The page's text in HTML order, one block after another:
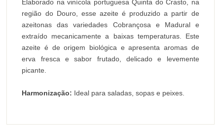
Elaborado na vinícola portuguesa Quinta do Crasto, na
região do Douro, esse azeite é produzido a partir de
azeitonas das variedades Cobrançosa e Madural e
extraído mecanicamente a baixas temperaturas. Este
azeite é de origem biológica e apresenta aromas de
erva fresca e sabor frutado, delicado e levemente
picante.
Harmonização: Ideal para saladas, sopas e peixes.